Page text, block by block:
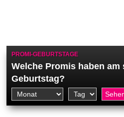
PROMI-GEBURTSTAGE
Welche Promis haben am
Geburtstag?